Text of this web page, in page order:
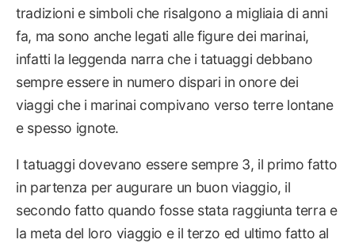
tradizioni e simboli che risalgono a migliaia di anni
fa, ma sono anche legati alle figure dei marinai,
infatti la leggenda narra che i tatuaggi debbano
sempre essere in numero dispari in onore dei
viaggi che i marinai compivano verso terre lontane
e spesso ignote.
I tatuaggi dovevano essere sempre 3, il primo fatto
in partenza per augurare un buon viaggio, il
secondo fatto quando fosse stata raggiunta terra e
la meta del loro viaggio e il terzo ed ultimo fatto al